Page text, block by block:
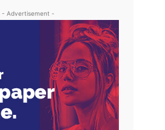
- Advertisement -